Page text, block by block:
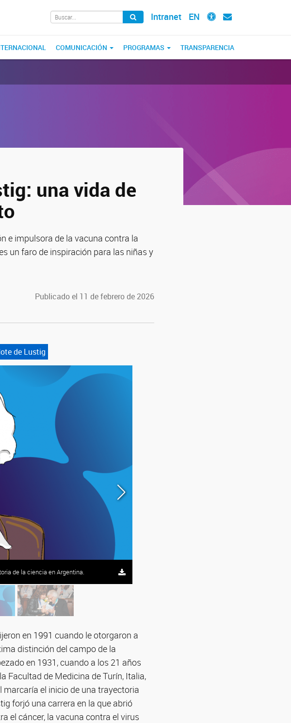
Intranet EN
COMUNICACIÓN PROGRAMAS TRANSPARENCIA
una vida de
e impulsora de la vacuna contra la
un faro de inspiración para las niñas y
Publicado el 11 de febrero de 2026
de Lustig
de la ciencia en Argentina.
en 1991 cuando le otorgaron a
distinción del campo de la
en 1931, cuando a los 21 años
Facultad de Medicina de Turín, Italia,
el inicio de una trayectoria
forjó una carrera en la que abrió
el cáncer, la vacuna contra el virus